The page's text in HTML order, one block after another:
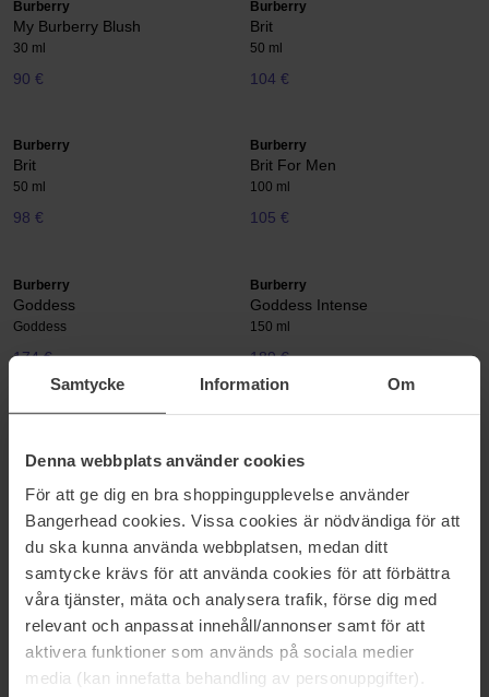
Samtycke Information Om
Denna webbplats använder cookies
För att ge dig en bra shoppingupplevelse använder
Bangerhead cookies. Vissa cookies är nödvändiga för att
du ska kunna använda webbplatsen, medan ditt
samtycke krävs för att använda cookies för att förbättra
våra tjänster, mäta och analysera trafik, förse dig med
relevant och anpassat innehåll/annonser samt för att
aktivera funktioner som används på sociala medier
media (kan innefatta behandling av personuppgifter).
Burberry
My Burberry Blush
30 ml
90 €
Burberry
Brit
50 ml
104 €
Burberry
Brit
50 ml
98 €
Burberry
Brit For Men
100 ml
105 €
Burberry
Goddess
Goddess
174 €
Burberry
Goddess Intense
150 ml
189 €
50 ml
112 € Niet op voorraad
Deodorant stick
42 € Niet op voorraad
Hero
50 ml
94 € Niet op voorraad
Hero
50 ml
121 €